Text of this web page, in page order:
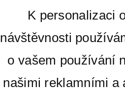
K personalizaci
návštěvnosti
o vašem používání
našimi reklamními a